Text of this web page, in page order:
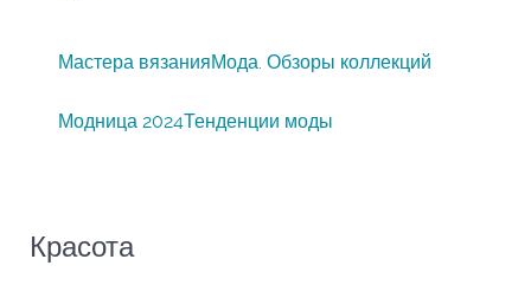
Мастера вязанияМода. Обзоры коллекций
Модница 2024Тенденции моды
Красота